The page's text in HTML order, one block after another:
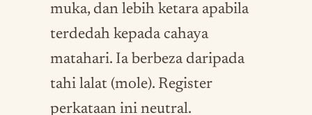
muka, dan lebih ketara apabila
terdedah kepada cahaya
matahari. Ia berbeza daripada
tahi lalat (mole). Register
perkataan ini neutral.